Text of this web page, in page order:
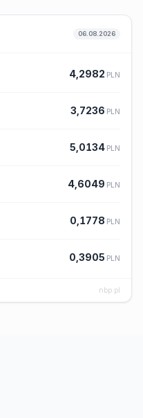
06.08.2026
4,2982 PLN
3,7236 PLN
5,0134 PLN
4,6049 PLN
0,1778 PLN
0,3905 PLN
nbp.pl